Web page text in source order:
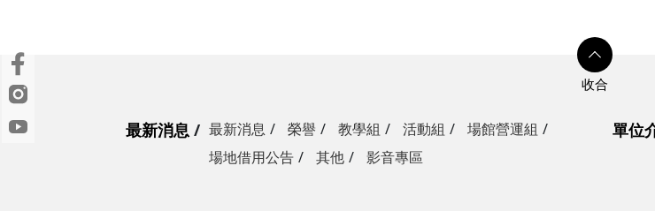
最新消息 最新消息 榮譽 教學組 活動組
場館營運組
場地借用公告
其他 影音專區
單位